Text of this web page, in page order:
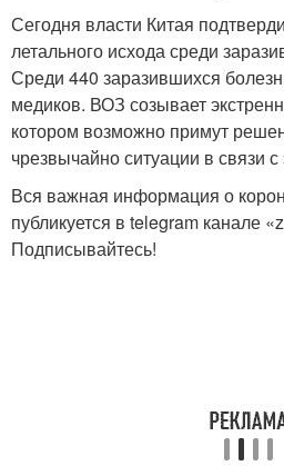
Сегодня власти Китая
летального исхода среди
Среди 440 заразившихся
медиков. ВОЗ созывает
котором возможно примут
чрезвычайно ситуации в связи
Вся важная информация о
публикуется в telegram канале
Подписывайтесь!